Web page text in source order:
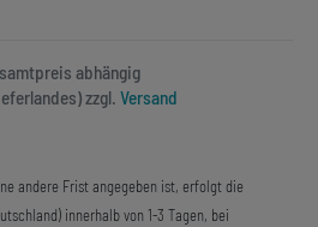
abhängig
zzgl. Versand
andere Frist angegeben ist, erfolgt die
innerhalb von 1-3 Tagen, bei